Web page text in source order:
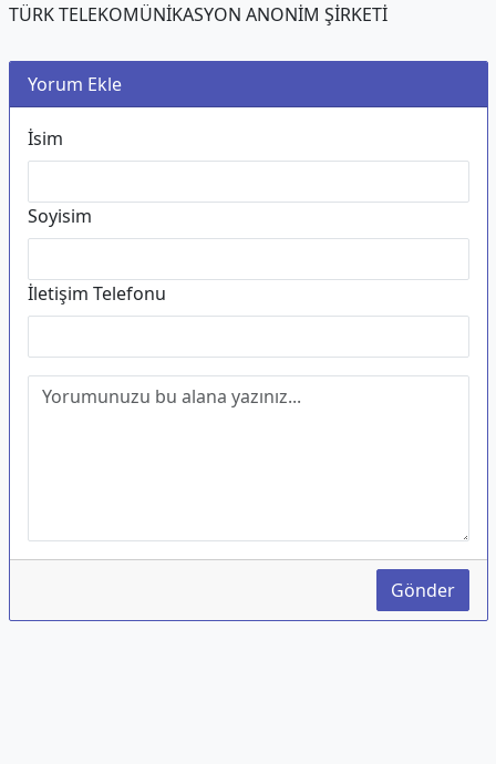
TÜRK TELEKOMÜNİKASYON ANONİM ŞİRKETİ
Yorum Ekle
İsim
Soyisim
İletişim Telefonu
Gönder